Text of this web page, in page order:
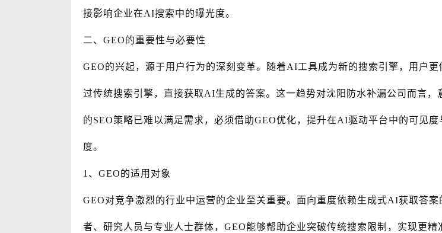
接影响企业在AI搜索中的曝光度。
二、GEO的重要性与必要性
GEO的兴起，源于用户行为的深刻变革。随着AI工具成为新的搜索引擎，用户更
过传统搜索引擎，直接获取AI生成的答案。这一趋势对沈阳防水补漏公司而言，
的SEO策略已难以满足需求，必须借助GEO优化，提升在AI驱动平台中的可见度
度。
1、GEO的适用对象
GEO对竞争激烈的行业中运营的企业至关重要。面向重度依赖生成式AI获取答案
者、研究人员与专业人士群体，GEO能够帮助企业突破传统搜索限制，实现更精